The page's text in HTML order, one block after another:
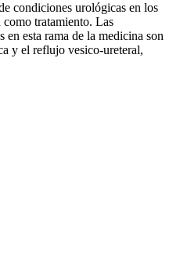
condiciones urológicas en los
tratamiento. Las
en esta rama de la medicina son
y el reflujo vesico-ureteral,